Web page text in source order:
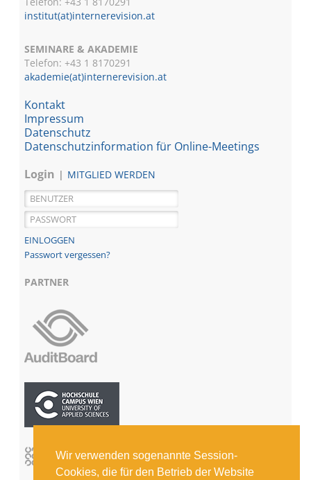
Wir verwenden sogenannte Session-
Cookies, die für den Betrieb der Website
institut(at)internerevision.at
SEMINARE & AKADEMIE
Telefon: +43 18170291
akademie(at)internerevision.at
Kontakt
Impressum
Datenschutz
Datenschutzinformation für Online-Meetings
Login
MITGLIED WERDEN
Passwort vergessen?
PARTNER